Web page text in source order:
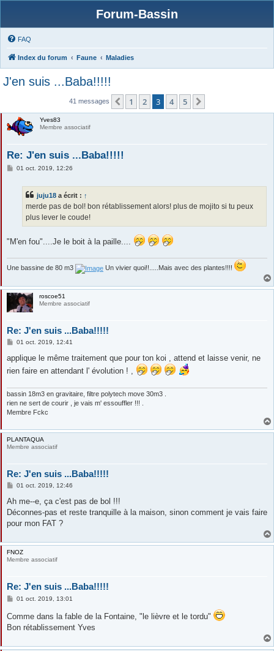
Forum-Bassin
FAQ
Index du forum Faune Maladies
J'en suis ...Baba!!!!!
41 messages Précédente
1 2 3 4 5
Yves83
Membre associatif
Re: J'en suis ...Baba!!!!!
M01 oct. 2019, 12:26
juju18 a écrit : ↑
merde pas de bol! bon rétablissement alors! plus de mojito si tu peux
plus lever le coude!
"M'en fou"....Je le boit à la paille....
Une bassine de 80 m3 Un vivier quoi!!.....Mais avec des plantes!!!!
roscoe51
Membre associatif
Re: J'en suis ...Baba!!!!!
M
s
s
a
01 oct. 2019, 12:41
applique le même traitement que pour ton koi , attend et laisse venir, ne
rien faire en attendant l' évolution ! ,
bassin 18m3 en gravitaire, filtre polytech move 30m3 .
rien ne sert de courir , je vais m' essouffler !!! .
Membre Fckc
PLANTAQUA
Membre associatif
Re: J'en suis ...Baba!!!!!
M
s
a
g
01 oct. 2019, 12:46
Ah me--e, ça c'est pas de bol !!!
Déconnes-pas et reste tranquille à la maison, sinon comment je vais faire
pour mon FAT ?
FNOZ
Membre associatif
Re: J'en suis ...Baba!!!!!
M
s
a
01 oct. 2019, 13:01
Comme dans la fable de la Fontaine, "le lièvre et le tordu"
Bon rétablissement Yves